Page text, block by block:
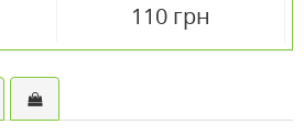
110 грн